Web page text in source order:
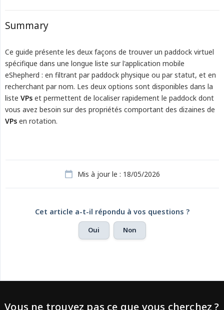
Summary
Ce guide présente les deux façons de trouver un paddock virtuel
spécifique dans une longue liste sur l'application mobile
eShepherd : en filtrant par paddock physique ou par statut, et en
recherchant par nom. Les deux options sont disponibles dans la
liste VPs et permettent de localiser rapidement le paddock dont
vous avez besoin sur des propriétés comportant des dizaines de
VPs en rotation.
Mis à jour le : 18/05/2026
Cet article a-t-il répondu à vos questions ?
Oui Non
Vous ne trouvez pas ce que vous cherchez ?